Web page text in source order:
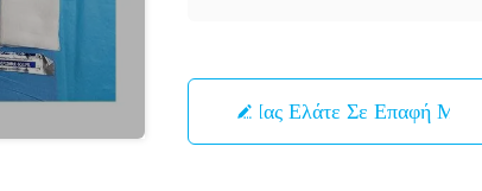
Μας Ελάτε Σε Επαφή Με